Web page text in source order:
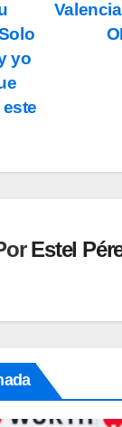
yo
Estel